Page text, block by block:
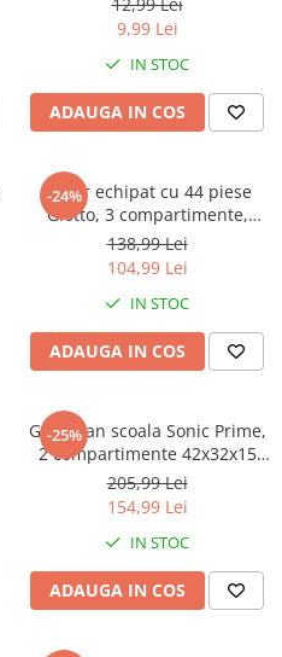
9,99 Lei
IN STOC
ADAUGA IN COS
-24%
Penar echipat cu 44 piese
Giotto, 3 compartimente,
Hello Kitty
138,99 Lei
104,99 Lei
IN STOC
ADAUGA IN COS
-25%
Ghiozdan scoala Sonic Prime,
2 compartimente 42x32x15
cm
205,99 Lei
154,99 Lei
IN STOC
ADAUGA IN COS